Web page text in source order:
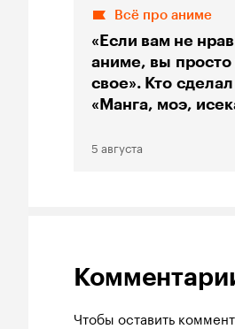
Всё про аниме
«Если вам не
аниме, вы
свое». Кто
«Манга, моэ,
5 августа
Чтобы оставить